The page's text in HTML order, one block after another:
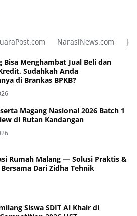
NarasiNews.com
Bisa Menghambat Jual Beli dan
Sudahkah Anda
di Brankas BPKB?
Magang Nasional 2026 Batch 1
di Rutan Kandangan
Rumah Malang — Solusi Praktis &
Dari Zidha Tehnik
Siswa SDIT Al Khair di